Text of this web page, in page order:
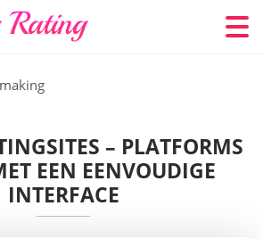
– PLATFORMS
EEN EENVOUDIGE
INTERFACE